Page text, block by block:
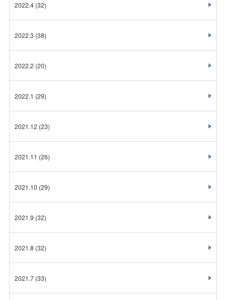
2022.4(32)
2022.3 (38)
2022.2 (20)
2022.1 (29)
2021.12 (23)
2021.11 (26)
2021.10 (29)
2021.9 (32)
2021.8 (32)
2021.7(33)